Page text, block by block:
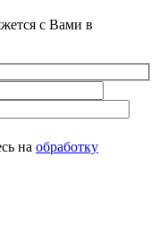
с Вами в
на обработку